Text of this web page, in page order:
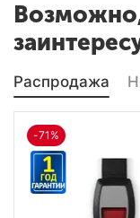
Распродажа
-71%